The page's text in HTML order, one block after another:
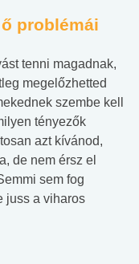
problémái
tenni magadnak,
megelőzhetted
szembe kell
tényezők
azt kívánod,
de nem érsz el
sem fog
juss a viharos